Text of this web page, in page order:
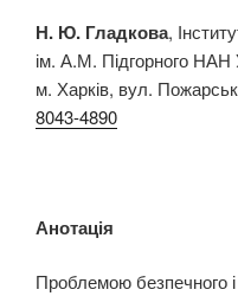
Н. Ю. Гладкова,
ім. А.М. Підгорного НАН
м. Харків, вул.
8043-4890
Анотація
Проблемою безпечного